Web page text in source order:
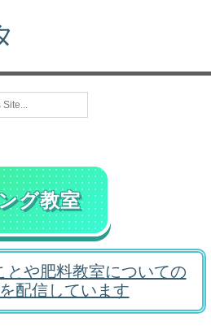
グ教室
とや肥料教室についての
配信しています